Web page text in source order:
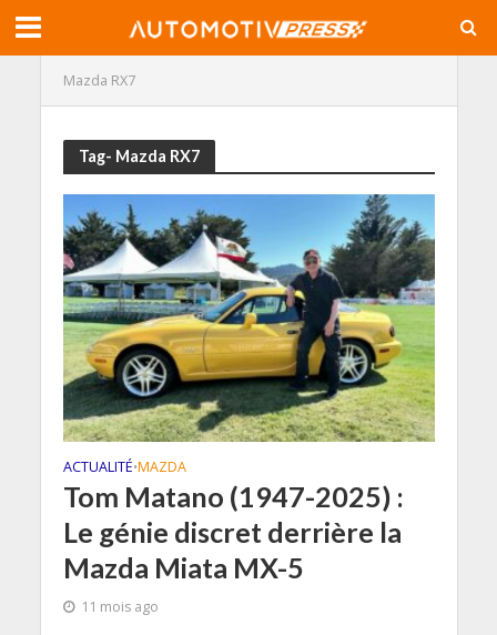
Mazda RX7
Tag- Mazda RX7
ACTUALITÉ•MAZDA
Tom Matano (1947-2025) :
Le génie discret derrière la
Mazda Miata MX-5
11 mois ago